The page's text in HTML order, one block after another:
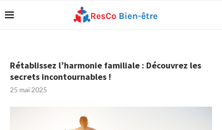
Rétablissez l’harmonie familiale : Découvrez les
secrets incontournables !
25 mai 2025